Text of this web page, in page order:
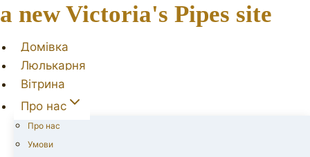
a new Victoria's Pipes site
Домівка
Люлькарня
Вітрина
Про нас
Про нас
Умови